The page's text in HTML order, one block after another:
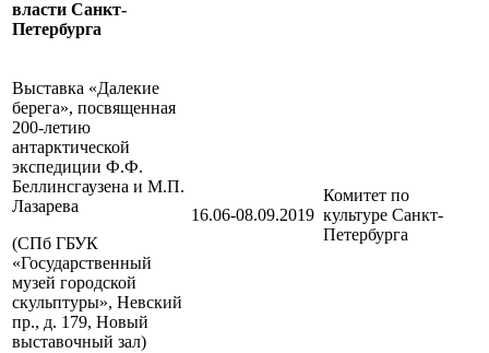
власти Санкт-
Петербурга
Выставка «Далекие
берега», посвященная
200-летию
антарктической
экспедиции Ф.Ф.
Беллинсгаузена и М.П.
Лазарева
(СПб ГБУК
«Государственный
музей городской
скульптуры», Невский
пр., д. 179, Новый
выставочный зал)
16.06-08.09.2019
Комитет по
культуре Санкт-
Петербурга